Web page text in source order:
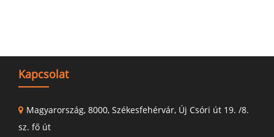
Kapcsolat
Magyarország, 8000, Székesfehérvár, Új Csóri út 19. /8.
sz. fő út